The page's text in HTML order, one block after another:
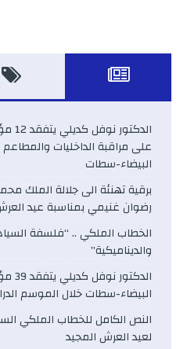
على مراقبة الداخليات والمطاعم
البيضاء-سطات
برقية تهنئة الى جلالة الملك
رضوان غنيمي بمناسبة عيد
الخطاب الملكي .. “فلسفة
والديناميكية”
البيضاء-سطات خلال الموسم الدراسي
لعيد العرش المجيد